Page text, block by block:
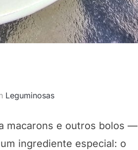
Leguminosas
macarons e outros bolos —
ingrediente especial: o